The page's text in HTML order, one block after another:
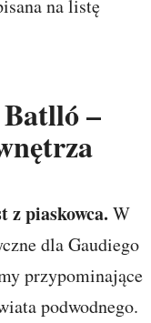
na listę
–
z piaskowca. W
dla Gaudiego
przypominające
podwodnego.